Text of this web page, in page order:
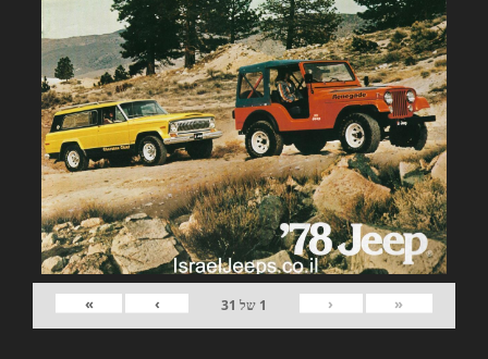
«
‹
1 של 31
›
»